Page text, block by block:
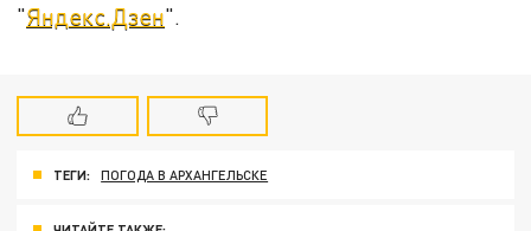
"Яндекс.Дзен".
ТЕГИ: ПОГОДА В АРХАНГЕЛЬСКЕ